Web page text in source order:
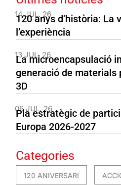
14 JUL. 26
120 anys d’història: La
l’experiència
13 JUL. 26
La microencapsulació
generació de materials
3D
06 JUL. 26
Pla estratègic de
Europa 2026-2027
Categories
120 ANIVERSARI